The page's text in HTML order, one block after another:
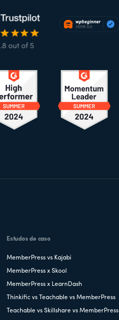
Estudos de caso
MemberPress vs Kajabi
MemberPress x Skool
MemberPress x LearnDash
Thinkific vs Teachable vs MemberPress
Teachable vs Skillshare vs MemberPress